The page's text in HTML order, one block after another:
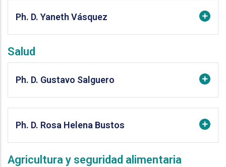
Ph. D. Yaneth Vásquez
Salud
Ph. D. Gustavo Salguero
Ph. D. Rosa Helena Bustos
Agricultura y seguridad alimentaria